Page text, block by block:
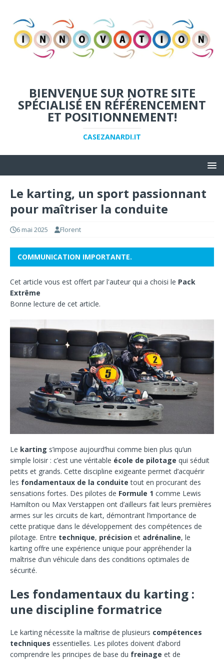
BIENVENUE SUR NOTRE SITE
SPÉCIALISÉ EN RÉFÉRENCEMENT
ET POSITIONNEMENT!
CASEZANARDI.IT
Le karting, un sport passionnant
pour maîtriser la conduite
6 mai 2025 Florent
COMMUNICATION IMPORTANTE.
Cet article vous est offert par l'auteur qui a choisi le Pack
Extrême
Bonne lecture de cet article.
Le karting s’impose aujourd’hui comme bien plus qu’un
simple loisir : c’est une véritable école de pilotage qui séduit
petits et grands. Cette discipline exigeante permet d’acquérir
les fondamentaux de la conduite tout en procurant des
sensations fortes. Des pilotes de Formule 1 comme Lewis
Hamilton ou Max Verstappen ont d’ailleurs fait leurs premières
armes sur les circuits de kart, démontrant l’importance de
cette pratique dans le développement des compétences de
pilotage. Entre technique, précision et adrénaline, le
karting offre une expérience unique pour appréhender la
maîtrise d’un véhicule dans des conditions optimales de
sécurité.
Les fondamentaux du karting :
une discipline formatrice
Le karting nécessite la maîtrise de plusieurs compétences
techniques essentielles. Les pilotes doivent d’abord
comprendre les principes de base du freinage et de